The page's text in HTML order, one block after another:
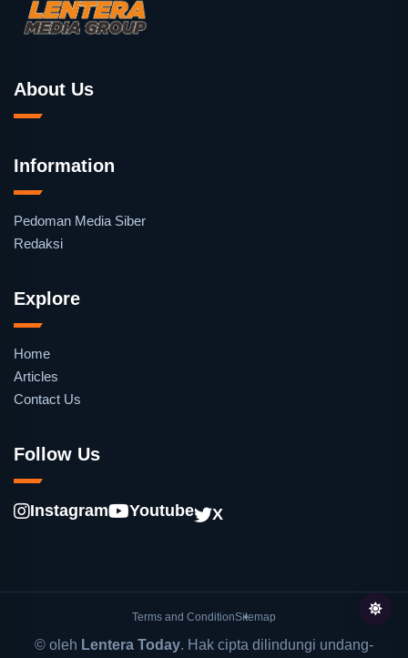
About Us
Information
Pedoman Media Siber
Redaksi
Explore
Home
Articles
Contact Us
Follow Us
Instagram Youtube X
Terms and ConditionSitemap
© oleh Lentera Today. Hak cipta dilindungi undang-